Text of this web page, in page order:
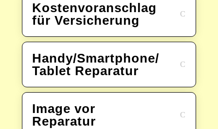
Kostenvoranschlag
für Versicherung
Handy/Smartphone/
Tablet Reparatur
Image vor
Reparatur